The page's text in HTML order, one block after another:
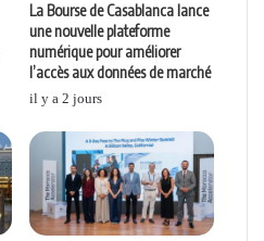
La Bourse de Casablanca lance
une nouvelle plateforme
numérique pour améliorer
l’accès aux données de marché
il y a 2 jours